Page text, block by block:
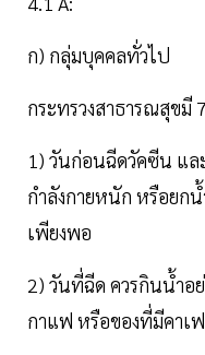
ก) กลุ่มบุคคลทั่วไป
กระทรวงสาธารณสุขมี
1) วันก่อนฉีดวัคซีน แล
กำลังกายหนัก หรือย
เพียงพอ
2) วันที่ฉีด ควรกินน้ำอ
กาแฟ หรือของที่มีคาเ